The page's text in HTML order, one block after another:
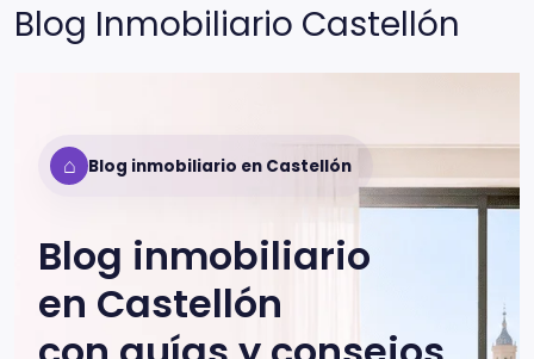
Blog Inmobiliario Castellón
⌂ Blog inmobiliario en Castellón
Blog inmobiliario
en Castellón